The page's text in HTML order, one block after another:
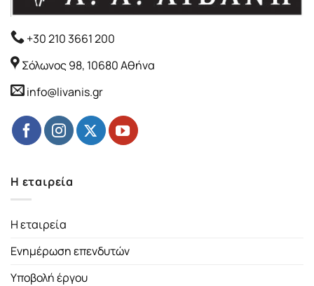
+30 210 3661 200
Σόλωνος 98, 10680 Αθήνα
info@livanis.gr
Η εταιρεία
Η εταιρεία
Ενημέρωση επενδυτών
Υποβολή έργου